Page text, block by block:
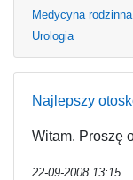
Medycyna rodzinna
Urologia
Najlepszy
Witam. Proszę
22-09-2008 13:15